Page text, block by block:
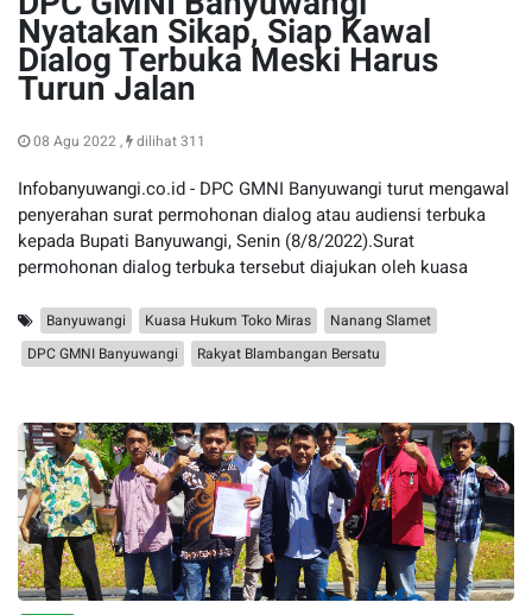
Nyatakan Sikap, Siap Kawal
Dialog Terbuka Meski Harus
Turun Jalan
08 Agu 2022 , dilihat 311
Infobanyuwangi.co.id - DPC GMNI Banyuwangi turut mengawal
penyerahan surat permohonan dialog atau audiensi terbuka
kepada Bupati Banyuwangi, Senin (8/8/2022).Surat
permohonan dialog terbuka tersebut diajukan oleh kuasa
Banyuwangi Kuasa Hukum Toko Miras
Nanang Slamet
DPC GMNI Banyuwangi
Rakyat Blambangan Bersatu